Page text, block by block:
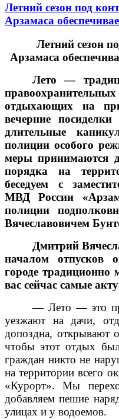
Летний сезон под
Арзамаса
Летний сезон
Арзамаса
Лето —
отдыхающих на
вечерние
длительные
полиции особого
меры принимаются
порядка на
беседуем с
МВД России
полиции
Вячеславовичем
Дмитрий
началом отпусков
городе традиционно
вас сейчас самые
— Лето — это
уезжают на дачи,
допоздна, открывают
чтобы этот отдых
граждан никто не
на территории всего
«Курорт». Мы
добавляем пешие
улицах и у водоемов.